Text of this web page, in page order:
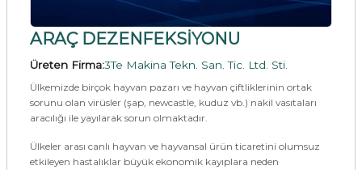
ARAÇ DEZENFEKSİYONU
Üreten Firma:3Te Makina Tekn. San. Tic. Ltd. Sti.
Ülkemizde birçok hayvan pazarı ve hayvan çiftliklerinin ortak
sorunu olan virüsler (şap, newcastle, kuduz vb.) nakil vasıtaları
aracılığı ile yayılarak sorun olmaktadır.
Ülkeler arası canlı hayvan ve hayvansal ürün ticaretini olumsuz
etkileyen hastalıklar büyük ekonomik kayıplara neden